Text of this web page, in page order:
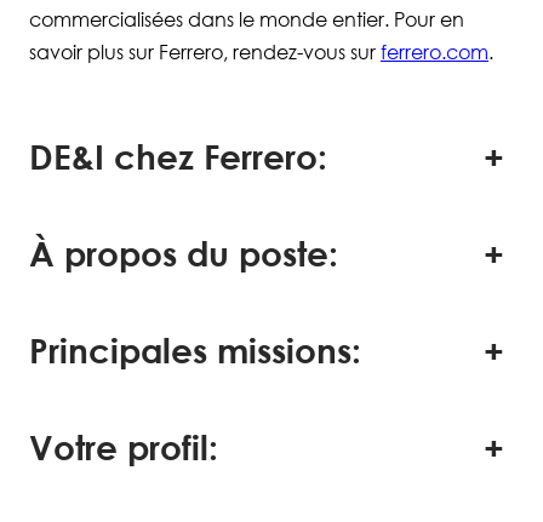
commercialisées dans le monde entier. Pour en
savoir plus sur Ferrero, rendez-vous sur ferrero.com.
DE&I chez Ferrero:
À propos du poste:
Principales missions:
Votre profil: